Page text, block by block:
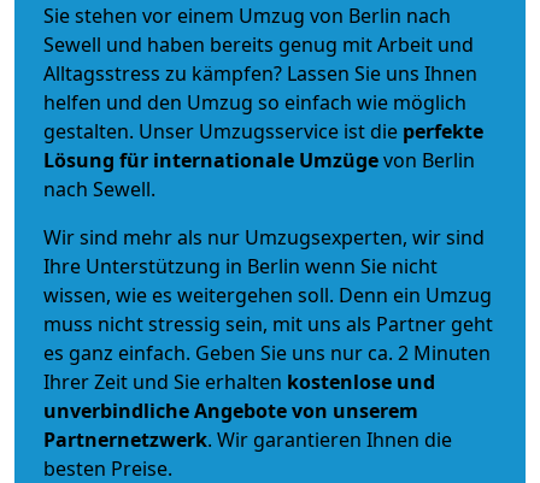
Sie stehen vor einem Umzug von Berlin nach
Sewell und haben bereits genug mit Arbeit und
Alltagsstress zu kämpfen? Lassen Sie uns Ihnen
helfen und den Umzug so einfach wie möglich
gestalten. Unser Umzugsservice ist die perfekte
Lösung für internationale Umzügevon Berlin
nach Sewell.
Wir sind mehr als nur Umzugsexperten, wir sind
Ihre Unterstützung in Berlin wenn Sie nicht
wissen, wie es weitergehen soll. Denn ein Umzug
muss nicht stressig sein, mit uns als Partner geht
es ganz einfach. Geben Sie uns nur ca. 2 Minuten
Ihrer Zeit und Sie erhalten kostenlose und
unverbindlicheAngebote von unserem
Partnernetzwerk. Wir garantieren Ihnen die
besten Preise.